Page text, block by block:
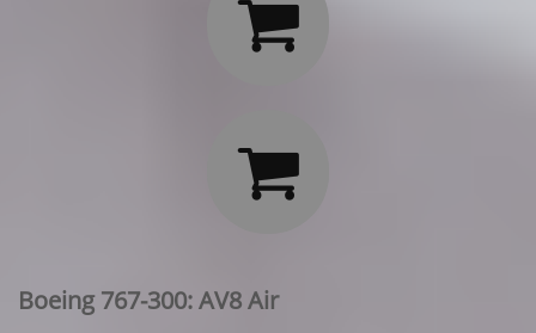


Boeing 767-300: AV8 Air